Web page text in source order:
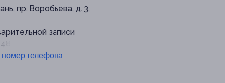
пр. Воробьева, д. 3,
записи
07-48
номер телефона